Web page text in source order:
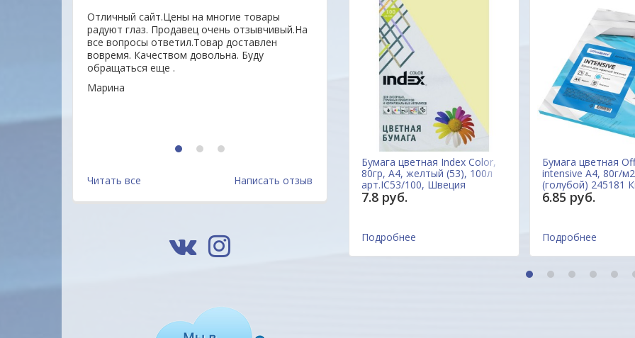
Отличный сайт.Цены на многие товары
радуют глаз. Продавец очень отзывчивый.На
все вопросы ответил.Товар доставлен
вовремя. Качеством довольна. Буду
обращаться еще .
Марина
Удобный сайт... Цены, качество товаров ,
внимательное и уважительное отношение к
покупателю с порога подкупают своей
неординарностью... МО-ЛОД-ЦЫ !!!
Уважаемые
очень
наш новый сайт
Вас. Будем
пожеланиям и
ОДО
1 2 3
Читать все Написать отзыв
желтая, для офисной
зеленая, для офисной
13.6 руб.
Подробнее
Бумага цветная Index Color,
80гр, А4, желтый (53), 100л
арт.IC53/100, Швеция
7.8 руб.
Подробнее
Бумага цветная
intensive А4, 80г/
(голубой) 245181
6.85 руб.
Подробнее
1 2 3 4 5